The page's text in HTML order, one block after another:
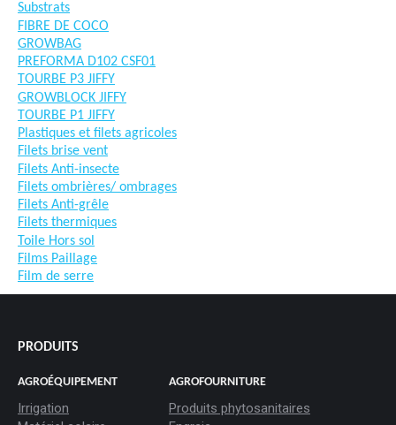
Substrats
FIBRE DE COCO
GROWBAG
PREFORMA D102 CSF01
TOURBE P3 JIFFY
GROWBLOCK JIFFY
TOURBE P1 JIFFY
Plastiques et filets agricoles
Filets brise vent
Filets Anti-insecte
Filets ombrières/ ombrages
Filets Anti-grêle
Filets thermiques
Toile Hors sol
Films Paillage
Film de serre
PRODUITS
AGROÉQUIPEMENT
Irrigation
AGROFOURNITURE
Produits phytosanitaires